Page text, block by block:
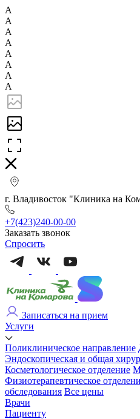
А
А
А
А
А
А
А
А
г. Владивосток "Клиника на
+7(423)240-00-00
Заказать звонок
Спросить
Записаться на прием
Услуги
Поликлиническое направление
Эндоскопическая и общая
Косметологическое отделение
Физиотерапевтическое
обследования Все цены
Врачи
Пациенту